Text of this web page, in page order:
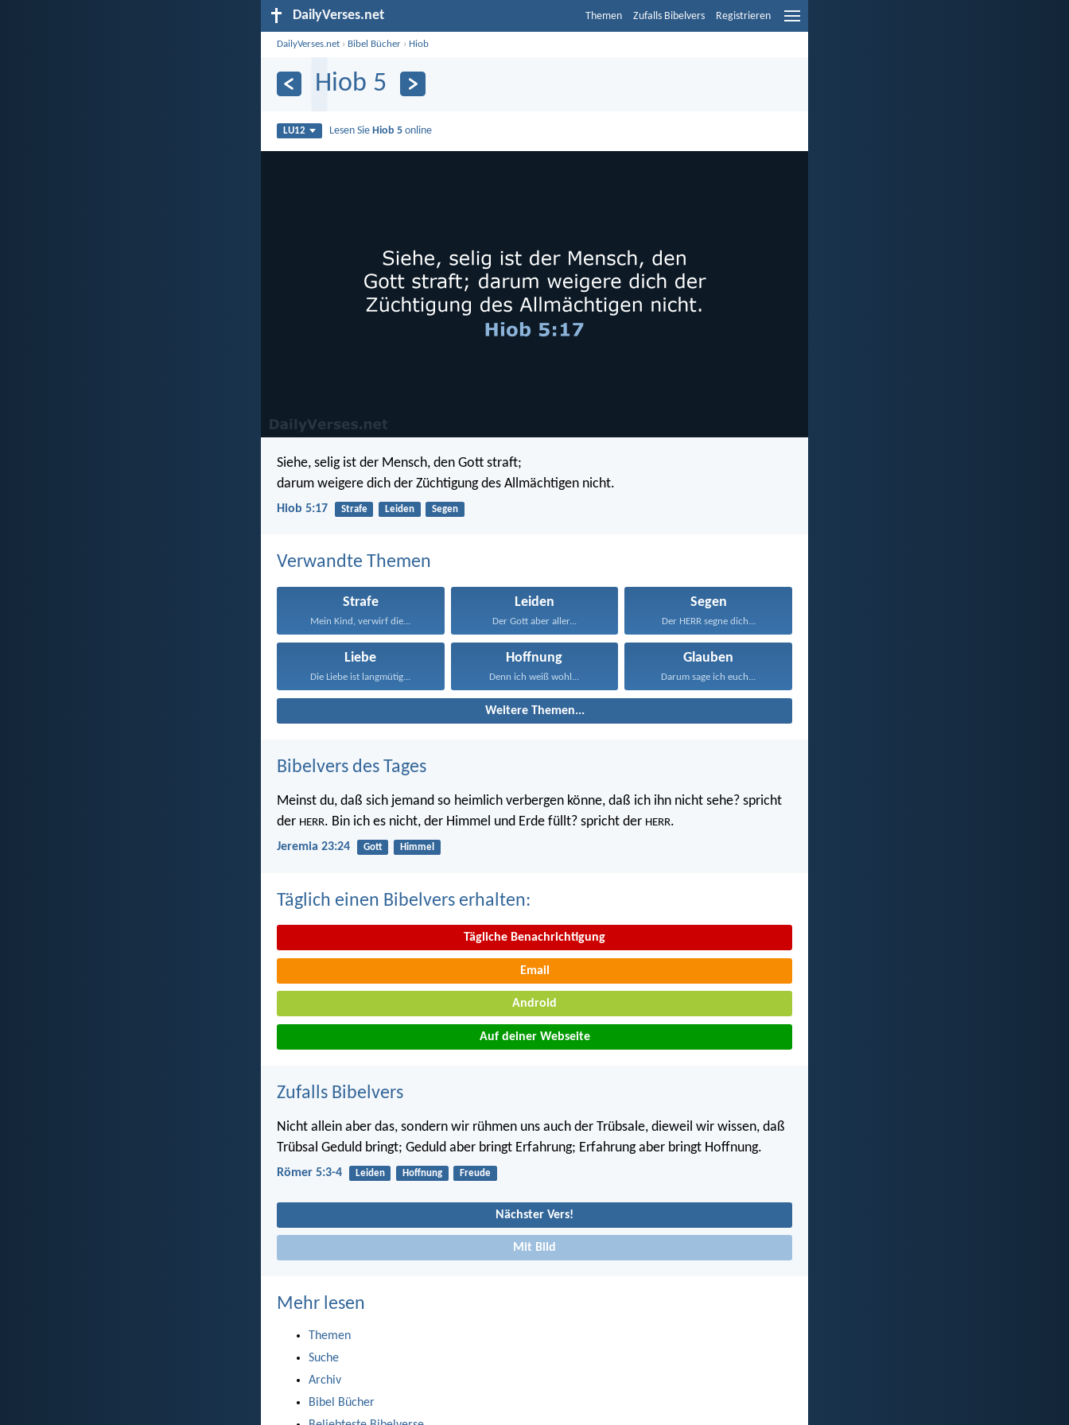
DailyVerses.net Themen Zufalls Bibelvers Registrieren
DailyVerses.net › Bibel Bücher › Hiob
Hiob 5
LU12 Lesen Sie Hiob 5 online
Siehe, selig ist der Mensch, den Gott straft;
darum weigere dich der Züchtigung des Allmächtigen nicht.
Hiob 5:17 Strafe Leiden Segen
Verwandte Themen
Strafe
Mein Kind, verwirf die...
Leiden
Der Gott aber aller...
Segen
Der HERR segne dich...
Liebe
Die Liebe ist langmütig...
Hoffnung
Denn ich weiß wohl...
Glauben
Darum sage ich euch...
Weitere Themen...
Bibelvers des Tages
Meinst du, daß sich jemand so heimlich verbergen könne, daß ich ihn nicht sehe? spricht
der HERR. Bin ich es nicht, der Himmel und Erde füllt? spricht der HERR.
Jeremia 23:24 Gott Himmel
Täglich einen Bibelvers erhalten:
Tägliche Benachrichtigung
Email
Android
Auf deiner Webseite
Zufalls Bibelvers
Nicht allein aber das, sondern wir rühmen uns auch der Trübsale, dieweil wir wissen, daß
Trübsal Geduld bringt; Geduld aber bringt Erfahrung; Erfahrung aber bringt Hoffnung.
Römer 5:3-4 Leiden Hoffnung Freude
Nächster Vers!
Mit Bild
Mehr lesen
Themen
Suche
Archiv
Bibel Bücher